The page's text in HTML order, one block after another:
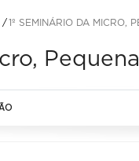
1º SEMINÁRIO DA MICRO,